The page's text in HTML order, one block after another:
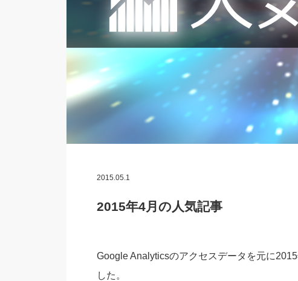
2015.05.1
2015年4月の人気記事
Google Analyticsのアクセスデータを元に
した。